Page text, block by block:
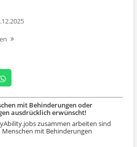
mit Behinderungen oder
ausdrücklich erwünscht!
zusammen arbeiten sind
mit Behinderungen